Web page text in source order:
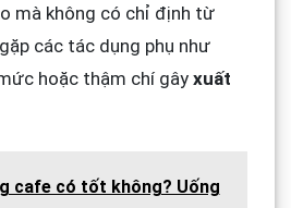
mà không có chỉ định từ
các tác dụng phụ như
hoặc thậm chí gây xuất
cafe có tốt không? Uống